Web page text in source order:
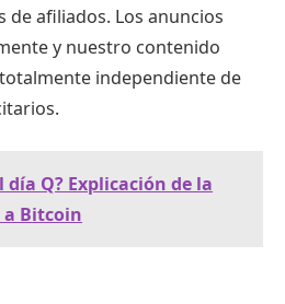
de afiliados. Los anuncios
y nuestro contenido
independiente de
día Q? Explicación de la
Bitcoin